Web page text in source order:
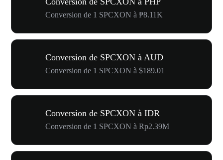
Conversion de 1 SPCXON à ₱8.11K
Conversion de SPCXON à AUD
Conversion de 1 SPCXON à $189.01
Conversion de SPCXON à IDR
Conversion de 1 SPCXON à Rp2.39M